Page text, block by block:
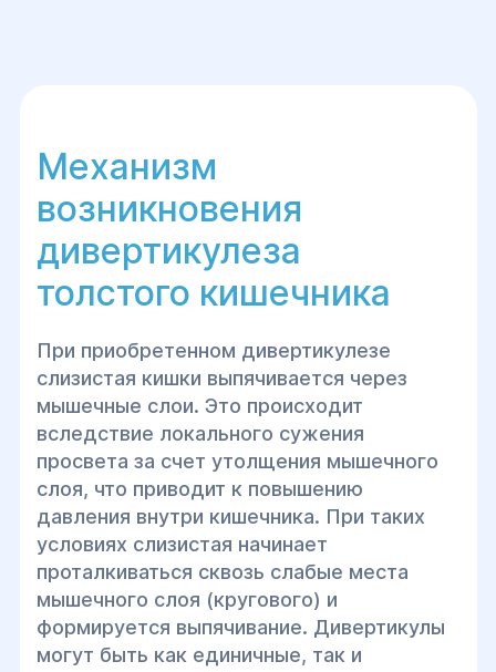
имеется у трети популяции после 60
бессимптомно.
Механизм
возникновения
дивертикулеза
толстого кишечника
При приобретенном дивертикулезе
слизистая кишки выпячивается через
мышечные слои. Это происходит
вследствие локального сужения
просвета за счет утолщения мышечного
слоя, что приводит к повышению
давления внутри кишечника. При таких
условиях слизистая начинает
проталкиваться сквозь слабые места
мышечного слоя (кругового) и
формируется выпячивание. Дивертикулы
могут быть как единичные, так и